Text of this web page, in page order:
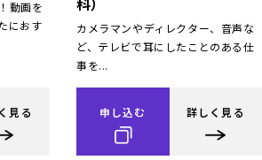
動画を
におす
見る
カメラマンやディレクター、音声な
ど、テレビで耳にしたことのある仕
事を...
申し込む 詳しく見る